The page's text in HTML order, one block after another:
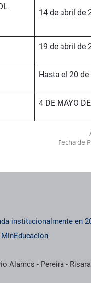
14 de abril de
19 de abril de
Hasta el 20
4 DE MAYO
Fecha de
institucionalmente en
MinEducación
Alamos - Pereira -